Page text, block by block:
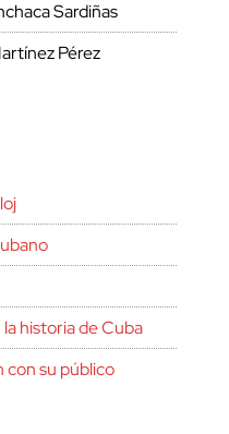
Sardiñas
Pérez
la historia de Cuba
con su público